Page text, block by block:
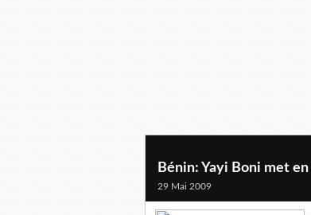
Bénin: Yayi Boni met
29 Mai 2009